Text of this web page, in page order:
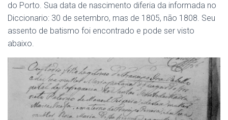
do Porto. Sua data de nascimento diferia da informada no
Diccionario: 30 de setembro, mas de 1805, não 1808. Seu
assento de batismo foi encontrado e pode ser visto
abaixo.